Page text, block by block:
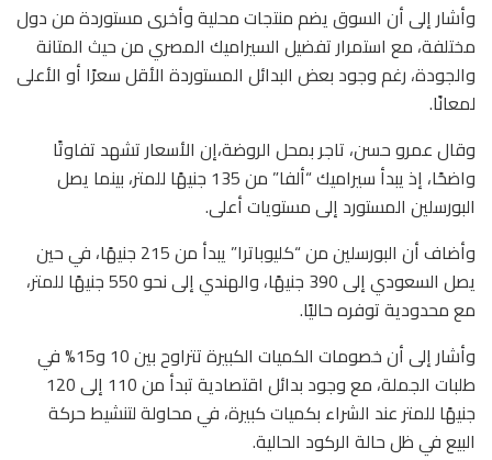
وأشار إلى أن السوق يضم منتجات محلية وأخرى مستوردة من دول
مختلفة، مع استمرار تفضيل السيراميك المصري من حيث المتانة
والجودة، رغم وجود بعض البدائل المستوردة الأقل سعرًا أو الأعلى
لمعانًا.
وقال عمرو حسن، تاجر بمحل الروضة،إن الأسعار تشهد تفاوتًا
واضحًا، إذ يبدأ سيراميك “ألفا” من 135 جنيهًا للمتر، بينما يصل
البورسلين المستورد إلى مستويات أعلى.
وأضاف أن البورسلين من “كليوباترا” يبدأ من 215 جنيهًا، في حين
يصل السعودي إلى 390 جنيهًا، والهندي إلى نحو 550 جنيهًا للمتر،
مع محدودية توفره حاليًا.
وأشار إلى أن خصومات الكميات الكبيرة تتراوح بين 10 و15% في
طلبات الجملة، مع وجود بدائل اقتصادية تبدأ من 110 إلى 120
جنيهًا للمتر عند الشراء بكميات كبيرة، في محاولة لتنشيط حركة
البيع في ظل حالة الركود الحالية.